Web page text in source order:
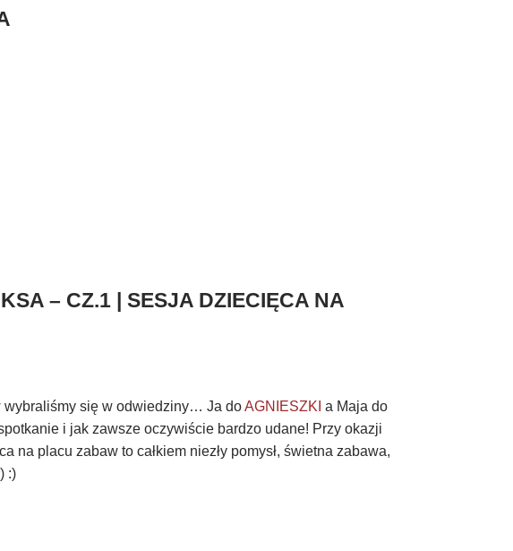
– CZ.1 | SESJA DZIECIĘCA NA
wybraliśmy się w odwiedziny… Ja doAGNIESZKI a Maja do
i jak zawsze oczywiście bardzo udane! Przy okazji
na placu zabaw to całkiem niezły pomysł, świetna zabawa,
:)